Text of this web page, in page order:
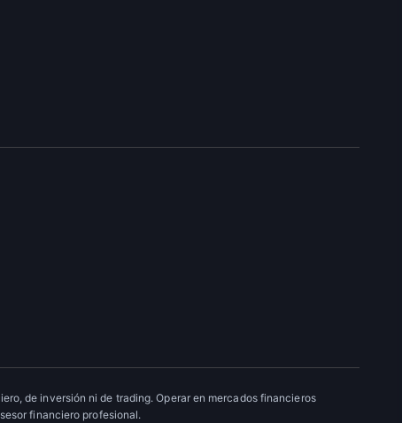
de inversión ni de trading. Operar en mercados financieros
financiero profesional.